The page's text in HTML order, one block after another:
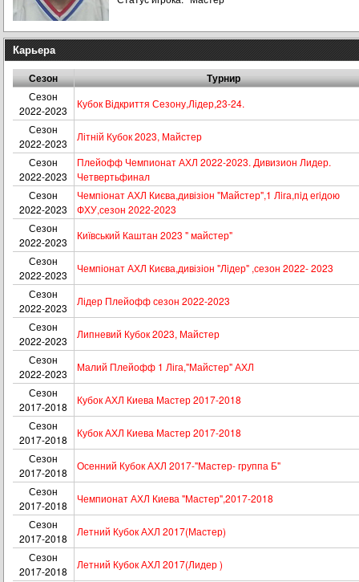
Карьера
Сезон Турнир
Сезон
2022-2023
Кубок Відкриття Сезону,Лідер,23-24.
Сезон
2022-2023
Літній Кубок 2023, Майстер
Сезон
2022-2023
Плейофф Чемпионат АХЛ 2022-2023. Дивизион Лидер.
Четвертьфинал
Сезон
2022-2023
Чемпіонат АХЛ Києва,дивізіон "Майстер",1 Лiга,пiд егiдою
ФХУ,сезон 2022-2023
Сезон
2022-2023
Київський Каштан 2023 " майстер"
Сезон
2022-2023
Чемпіонат АХЛ Києва,дивізіон "Лiдер" ,сезон 2022- 2023
Сезон
2022-2023
Лідер Плейофф сезон 2022-2023
Сезон
2022-2023
Липневий Кубок 2023, Майстер
Сезон
2022-2023
Малий Плейофф 1 Ліга,"Майстер" АХЛ
Сезон
2017-2018
Кубок АХЛ Киева Мастер 2017-2018
Сезон
2017-2018
Кубок АХЛ Киева Мастер 2017-2018
Сезон
2017-2018
Осенний Кубок АХЛ 2017-"Мастер- группа Б"
Сезон
2017-2018
Чемпионат АХЛ Киева "Мастер",2017-2018
Сезон
2017-2018
Летний Кубок АХЛ 2017(Мастер)
Сезон
2017-2018
Летний Кубок АХЛ 2017(Лидер )